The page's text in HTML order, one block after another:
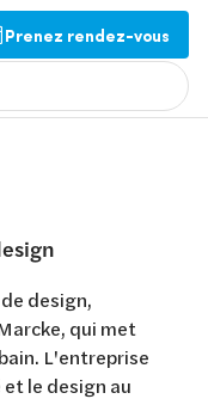
Prenez rendez-vous
design,
qui met
L'entreprise
le design au